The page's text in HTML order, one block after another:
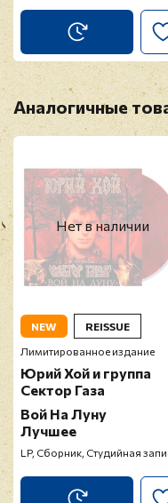
Аналогичные
Нет в наличии
NEW
REISSUE
Лимитированное издание
Юрий Хой и группа
Сектор Газа
Вой На Луну
Лучшее
LP, Сборник, Студийная